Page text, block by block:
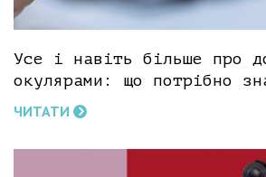
Усе і навіть більше про
окулярами: що потрібно
ЧИТАТИ